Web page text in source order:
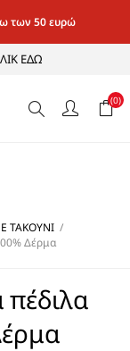
των 50 ευρώ
ΕΔΩ
(0)
ΤΑΚΟΥΝΙ /
Δέρμα
πέδιλα